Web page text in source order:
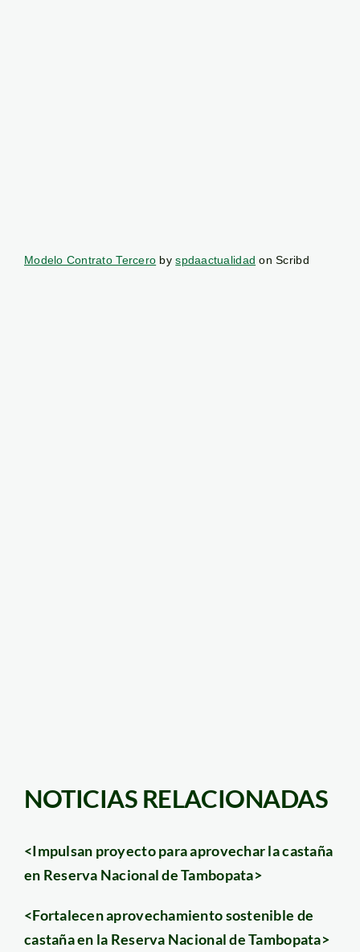
Modelo Contrato Tercero byspdaactualidad on Scribd
NOTICIAS RELACIONADAS
<Impulsan proyecto para aprovechar la castaña
en Reserva Nacional de Tambopata>
<Fortalecen aprovechamiento sostenible de
castaña en la Reserva Nacional de Tambopata>